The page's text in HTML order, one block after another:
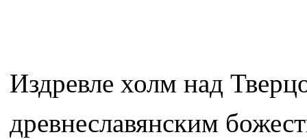
Издревле холм над
древнеславянским